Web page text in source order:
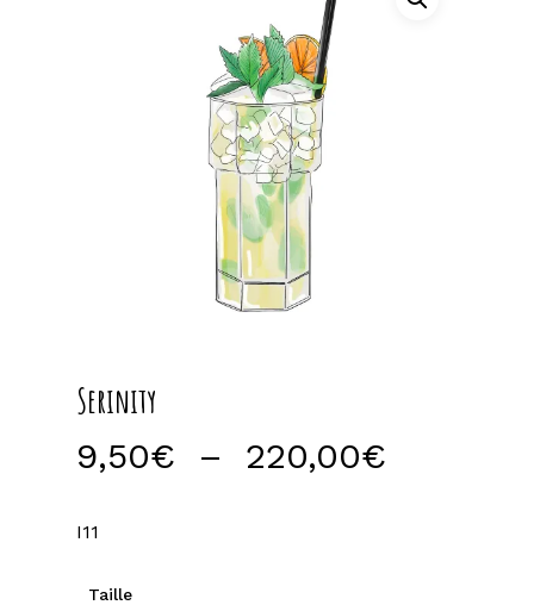
Serinity
9,50€ – 220,00€
I11
Taille